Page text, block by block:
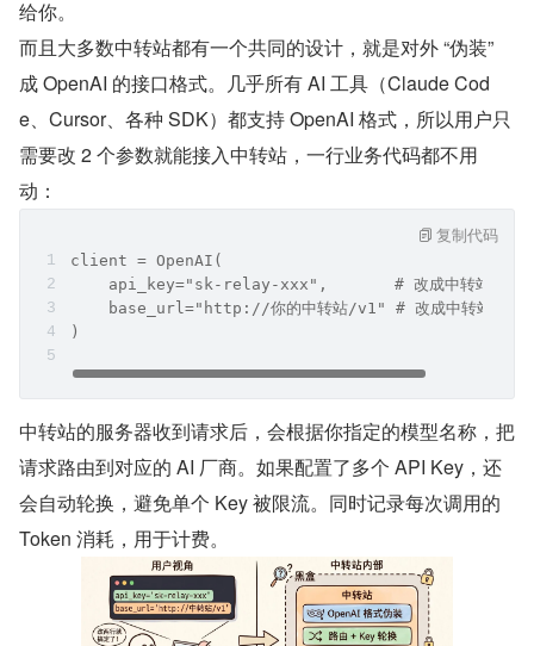
给你。
而且大多数中转站都有一个共同的设计，就是对外 “伪装”
成 OpenAI 的接口格式。几乎所有 AI 工具（Claude Cod
e、Cursor、各种 SDK）都支持 OpenAI 格式，所以用户只
需要改 2 个参数就能接入中转站，一行业务代码都不用
动：
client = OpenAI(
api_key="sk-relay-xxx",       # 改成中转站的
base_url="http://你的中转站/v1" # 改成中转站的地
)
复制代码
中转站的服务器收到请求后，会根据你指定的模型名称，把
请求路由到对应的 AI 厂商。如果配置了多个 API Key，还
会自动轮换，避免单个 Key 被限流。同时记录每次调用的
Token 消耗，用于计费。